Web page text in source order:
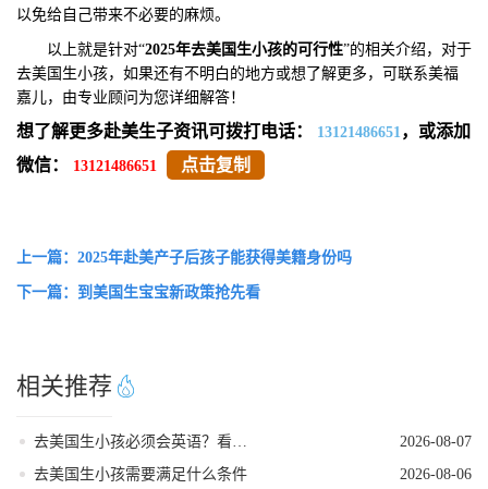
以免给自己带来不必要的麻烦。
以上就是针对“2025年去美国生小孩的可行性”的相关介绍，对于
去美国生小孩，如果还有不明白的地方或想了解更多，可联系美福
嘉儿，由专业顾问为您详细解答！
想了解更多赴美生子资讯可拨打电话： 13121486651 ，或添加
微信：
13121486651 点击复制
上一篇：2025年赴美产子后孩子能获得美籍身份吗
下一篇：到美国生宝宝新政策抢先看
相关推荐
2026-08-07
去美国生小孩需要满足什么条件
2026-08-06